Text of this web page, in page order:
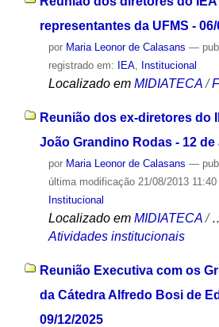
representantes da UFMS - 06/
por Maria Leonor de Calasans —
registrado em:
IEA, Institucional
Localizado em MIDIATECA /
Reunião dos ex-diretores do
João Grandino Rodas - 12 de
por Maria Leonor de Calasans —
última modificação21/08/2013 11:40
Institucional
Localizado em MIDIATECA /
Atividades institucionais
Reunião Executiva com os
da Cátedra Alfredo Bosi de
09/12/2025